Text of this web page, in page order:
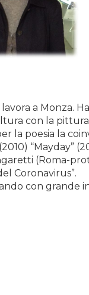
a Monza.
con la
la poesia la
(2010)
(Roma-
Coronavirus”.
con grande